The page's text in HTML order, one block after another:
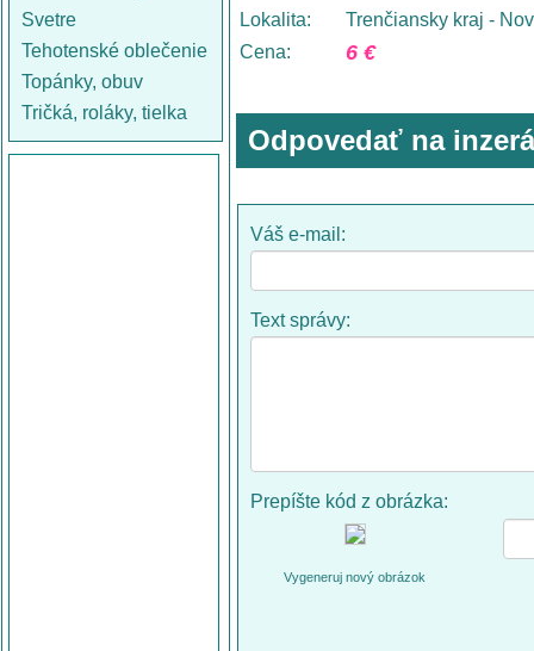
Svetre
Tehotenské oblečenie
Topánky, obuv
Tričká, roláky, tielka
Lokalita:
Trenčiansky kraj -
Cena:
6 €
Odpovedať na
Váš e-mail:
Text správy:
Prepíšte kód z obrázka:
Vygeneruj nový obrázok